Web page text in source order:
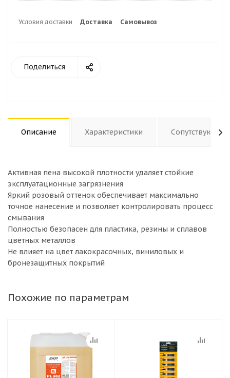
Условия доставки Доставка Самовывоз
Поделиться
Описание Характеристики
Активная пена высокой плотности удаляет стойкие
эксплуатационные загрязнения
Яркий розовый оттенок обеспечивает максимально
точное нанесение и позволяет контролировать процесс
смывания
Полностью безопасен для пластика, резины и сплавов
цветных металлов
Не влияет на цвет лакокрасочных, виниловых и
бронезащитных покрытий
Похожие по параметрам